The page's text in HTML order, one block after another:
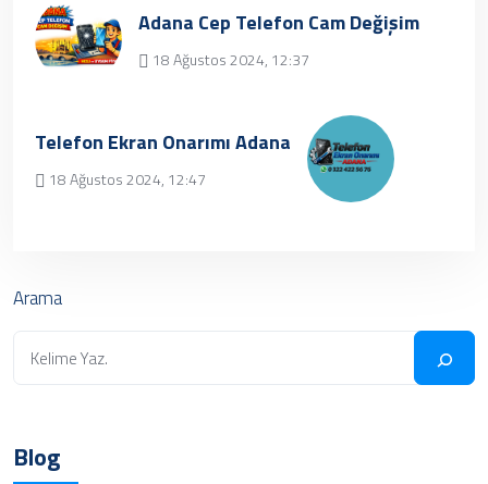
Adana Cep Telefon Cam Değişim
18 Ağustos 2024, 12:37
Telefon Ekran Onarımı Adana
18 Ağustos 2024, 12:47
Arama
Blog